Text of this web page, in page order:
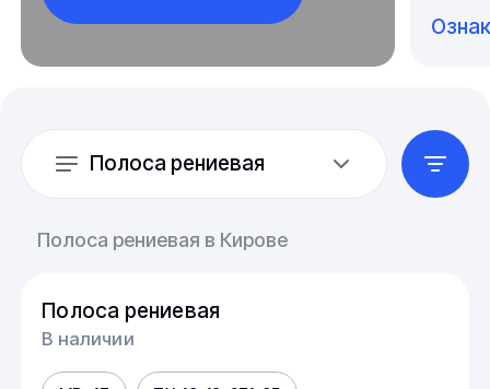
Полоса рениевая
Полоса рениевая в Кирове
Полоса рениевая
В наличии